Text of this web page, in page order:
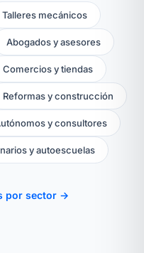
Talleres mecánicos
Abogados y asesores
Comercios y tiendas
Reformas y construcción
y consultores
y autoescuelas
por sector →